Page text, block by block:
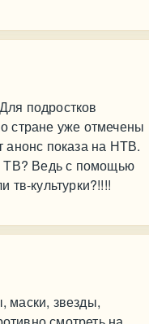
подростков
стране уже отмечены
анонс показа на НТВ.
ТВ? Ведь с помощью
культурки?!!!!
маски, звезды,